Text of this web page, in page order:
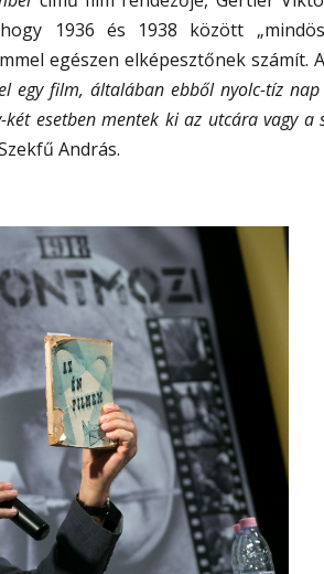
1936 és 1938 között
egészen elképesztőnek számít.
egy film, általában ebből nyolc-tíz
esetben mentek ki az utcára vagy a
András.